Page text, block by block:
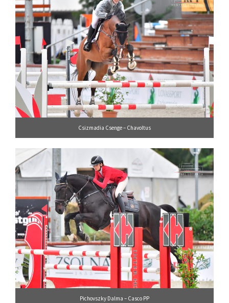
Csizmadia Csenge – Chavoltus
Pichovszky Dalma – Casco PP